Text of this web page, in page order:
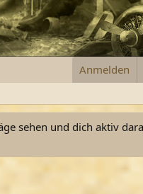
Anmelden
sehen und dich aktiv